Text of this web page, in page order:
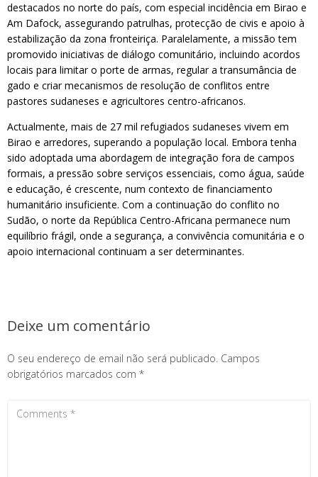
destacados no norte do país, com especial incidência em Birao e
Am Dafock, assegurando patrulhas, protecção de civis e apoio à
estabilização da zona fronteiriça. Paralelamente, a missão tem
promovido iniciativas de diálogo comunitário, incluindo acordos
locais para limitar o porte de armas, regular a transumância de
gado e criar mecanismos de resolução de conflitos entre
pastores sudaneses e agricultores centro-africanos.
Actualmente, mais de 27 mil refugiados sudaneses vivem em
Birao e arredores, superando a população local. Embora tenha
sido adoptada uma abordagem de integração fora de campos
formais, a pressão sobre serviços essenciais, como água, saúde
e educação, é crescente, num contexto de financiamento
humanitário insuficiente. Com a continuação do conflito no
Sudão, o norte da República Centro-Africana permanece num
equilíbrio frágil, onde a segurança, a convivência comunitária e o
apoio internacional continuam a ser determinantes.
Deixe um comentário
O seu endereço de email não será publicado. Campos
obrigatórios marcados com *